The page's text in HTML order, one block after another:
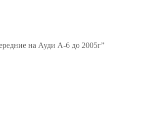
на Ауди А-6 до 2005г”